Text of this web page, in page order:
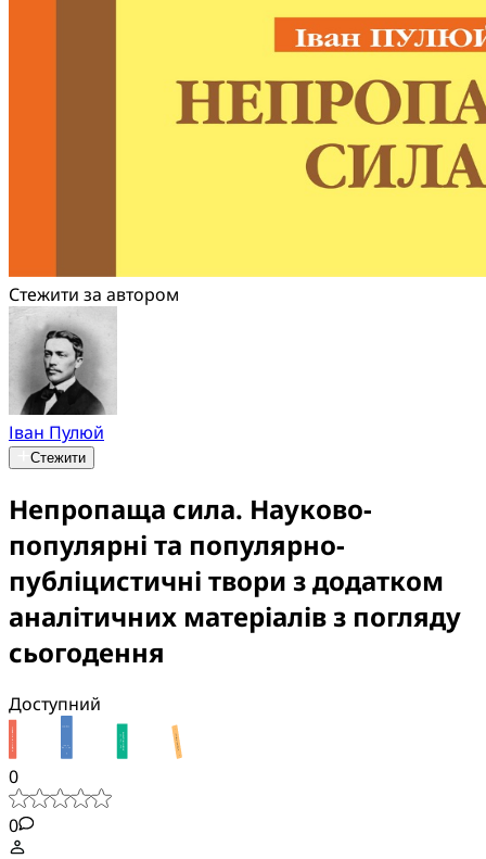
Стежити за автором
Іван Пулюй
Стежити
Непропаща сила. Науково-
популярні та популярно-
публіцистичні твори з додатком
аналітичних матеріалів з погляду
сьогодення
Доступний
0
0